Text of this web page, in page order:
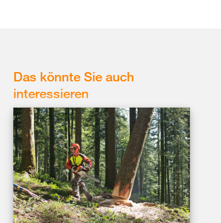
Das könnte Sie auch
interessieren